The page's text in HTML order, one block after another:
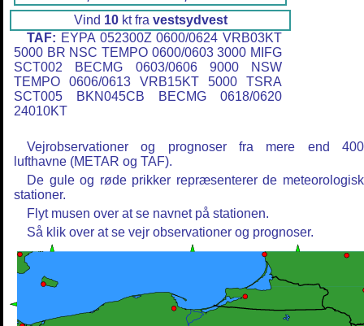
Vind 10kt fra vestsydvest
TAF: EYPA 052300Z 0600/0624 VRB03KT
5000 BR NSC TEMPO 0600/0603 3000 MIFG
SCT002 BECMG 0603/0606 9000 NSW
TEMPO 0606/0613 VRB15KT 5000 TSRA
SCT005 BKN045CB BECMG 0618/0620
24010KT
Vejrobservationer og prognoser fra mere end
lufthavne (METAR og TAF).
De gule og røde prikker repræsenterer de
stationer.
Flyt musen over at se navnet på stationen.
Så klik over at se vejr observationer og prognoser.